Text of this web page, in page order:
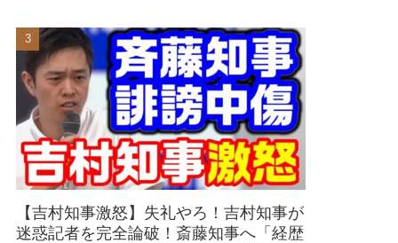
【吉村知事激怒】失礼やろ！吉村知事が
迷惑記者を完全論破！斎藤知事へ「経歴